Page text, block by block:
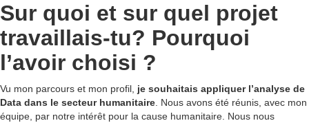
Sur quoi et sur quel projet
travaillais-tu? Pourquoi
l’avoir choisi ?
Vu mon parcours et mon profil, je souhaitais appliquer l’analyse de
Data dans le secteur humanitaire . Nous avons été réunis, avec mon
équipe, par notre intérêt pour la cause humanitaire. Nous nous